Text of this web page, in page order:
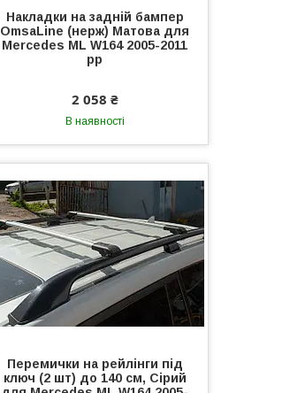
Накладки на задній бампер
OmsaLine (нерж) Матова для
Mercedes ML W164 2005-2011
рр
2 058 ₴
В наявності
Перемички на рейлінги під
ключ (2 шт) до 140 см, Сірий